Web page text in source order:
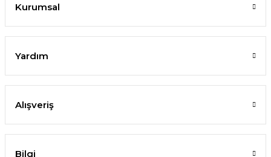
Kurumsal
Yardım
Alışveriş
Bilgi